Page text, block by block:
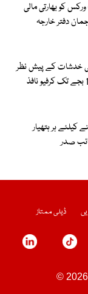
کو بھارتی مالی
دفتر خارجہ
خدشات کے پیش نظر
کیلئے ہر ہتھیار
صدر
ڈیلی ممتاز
©